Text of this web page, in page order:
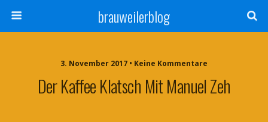
brauweilerblog
3. November 2017 • Keine Kommentare
Der Kaffee Klatsch Mit Manuel Zeh